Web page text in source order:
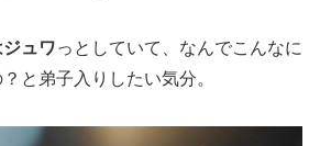
ュワっとしていて、なんでこんなに
と弟子入りしたい気分。